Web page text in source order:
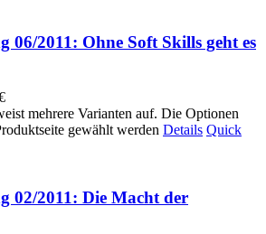
06/2011: Ohne Soft Skills geht es
mehrere Varianten auf. Die Optionen
gewählt werden Details Quick
02/2011: Die Macht der